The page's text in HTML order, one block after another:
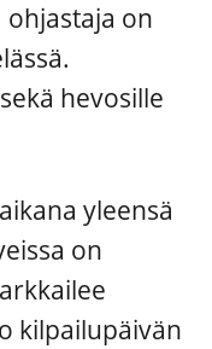
ohjastaja on
hevosille
yleensä
on
kilpailupäivän